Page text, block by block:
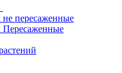
пересаженные
Пересаженные